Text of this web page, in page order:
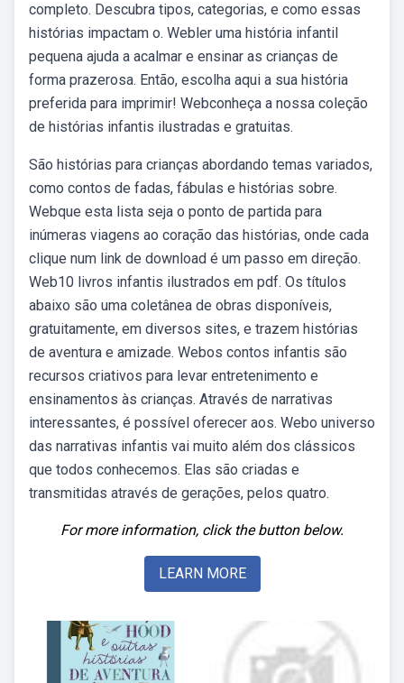
completo. Descubra tipos, categorias, e como essas
histórias impactam o. Webler uma história infantil
pequena ajuda a acalmar e ensinar as crianças de
forma prazerosa. Então, escolha aqui a sua história
preferida para imprimir! Webconheça a nossa coleção
de histórias infantis ilustradas e gratuitas.
São histórias para crianças abordando temas variados,
como contos de fadas, fábulas e histórias sobre.
Webque esta lista seja o ponto de partida para
inúmeras viagens ao coração das histórias, onde cada
clique num link de download é um passo em direção.
Web10 livros infantis ilustrados em pdf. Os títulos
abaixo são uma coletânea de obras disponíveis,
gratuitamente, em diversos sites, e trazem histórias
de aventura e amizade. Webos contos infantis são
recursos criativos para levar entretenimento e
ensinamentos às crianças. Através de narrativas
interessantes, é possível oferecer aos. Webo universo
das narrativas infantis vai muito além dos clássicos
que todos conhecemos. Elas são criadas e
transmitidas através de gerações, pelos quatro.
For more information, click the button below.
LEARN MORE